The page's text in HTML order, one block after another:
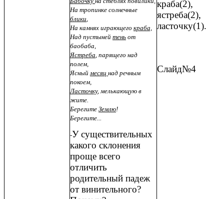
На тропинке солнечные
блики
На камнях играющего краба,
Над пустыней тень от
баобаба,
Ястреба , парящего над
полем,
Ясный месяц над речным
покоем,
Ласточку, мелькающую в
жите.
Берегите Землю!
Берегите...
-У существительных
какого склонения
проще всего
отличить
родительный падеж
от винительного?
краба(2),
ястреба(2),
ласточку(1).
Слайд№4